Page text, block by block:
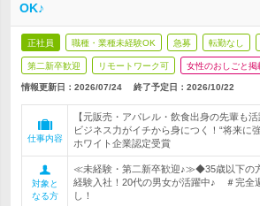
OK♪
正社員 職種・業種未経験OK 急募 転勤なし
第二新卒歓迎 リモートワーク可 女性のおしごと掲
情報更新日：2026/07/24 終了予定日： 2026/10/22
仕事内容
【元販売・アパレル・飲食出身の先輩も
ビジネス力がイチから身につく！“将来に
ホワイト企業認定受賞
対象と
なる方
≪未経験・第二新卒歓迎♪≫◆35歳以下
経験入社！20代の男女が活躍中♪ ＃完全
し！